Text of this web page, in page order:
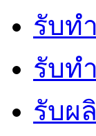
รับท
รับท
รับผ